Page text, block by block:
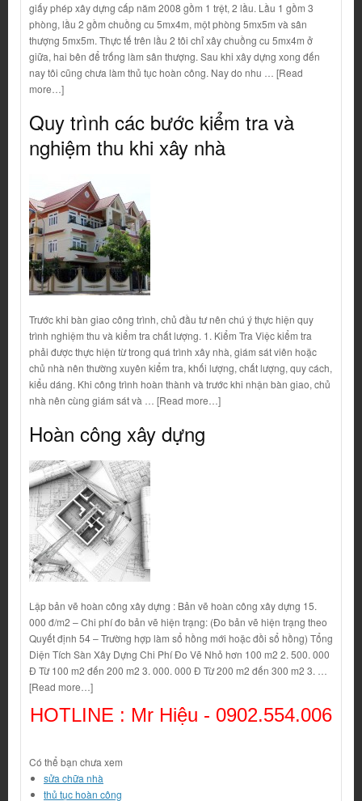
giấy phép xây dựng cấp năm 2008 gồm 1 trệt, 2 lầu. Lầu 1 gồm 3
phòng, lầu 2 gồm chuồng cu 5mx4m, một phòng 5mx5m và sân
thượng 5mx5m. Thực tế trên lầu 2 tôi chỉ xây chuồng cu 5mx4m ở
giữa, hai bên để trống làm sân thượng. Sau khi xây dựng xong đến
nay tôi cũng chưa làm thủ tục hoàn công. Nay do nhu … [Read
more…]
Quy trình các bước kiểm tra và
nghiệm thu khi xây nhà
Trước khi bàn giao công trình, chủ đầu tư nên chú ý thực hiện quy
trình nghiệm thu và kiểm tra chất lượng. 1. Kiểm Tra Việc kiểm tra
phải được thực hiện từ trong quá trình xây nhà, giám sát viên hoặc
chủ nhà nên thường xuyên kiểm tra, khối lượng, chất lượng, quy cách,
kiểu dáng. Khi công trình hoàn thành và trước khi nhận bàn giao, chủ
nhà nên cùng giám sát và … [Read more…]
Hoàn công xây dựng
Lập bản vẽ hoàn công xây dựng : Bản vẽ hoàn công xây dựng 15.
000 đ/m2 – Chi phí đo bản vẽ hiện trạng: (Đo bản vẽ hiện trạng theo
Quyết định 54 – Trường hợp làm sổ hồng mới hoặc đồi sổ hồng) Tổng
Diện Tích Sàn Xây Dựng Chi Phí Đo Vẽ Nhỏ hơn 100 m2 2. 500. 000
Đ Từ 100 m2 đến 200 m2 3. 000. 000 Đ Từ 200 m2 đến 300 m2 3. …
[Read more…]
HOTLINE : Mr Hiệu - 0902.554.006
Có thể bạn chưa xem
sửa chữa nhà
thủ tục hoàn công